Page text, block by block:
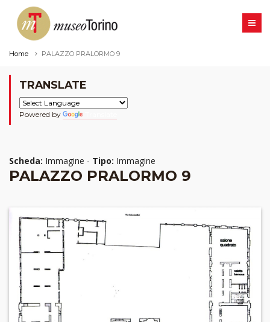
Home PALAZZO PRALORMO 9
TRANSLATE
Powered by
Scheda: Immagine - Tipo: Immagine
PALAZZO PRALORMO 9